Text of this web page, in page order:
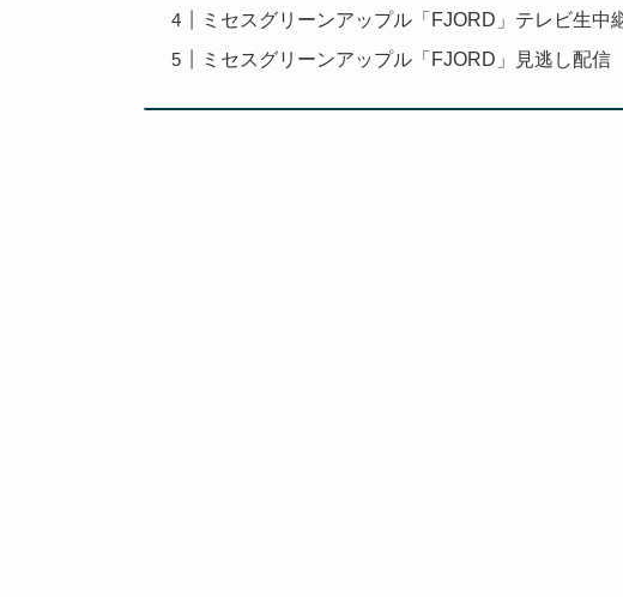
ミセスグリーンアップル「FJORD」テレビ生中
ミセスグリーンアップル「FJORD」見逃し配信